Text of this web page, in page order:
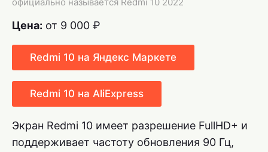
Цена: от 9 000 ₽
Redmi 10 на Яндекс Маркете
Redmi 10 на AliExpress
Экран Redmi 10 имеет разрешение FullHD+ и
поддерживает частоту обновления 90 Гц,